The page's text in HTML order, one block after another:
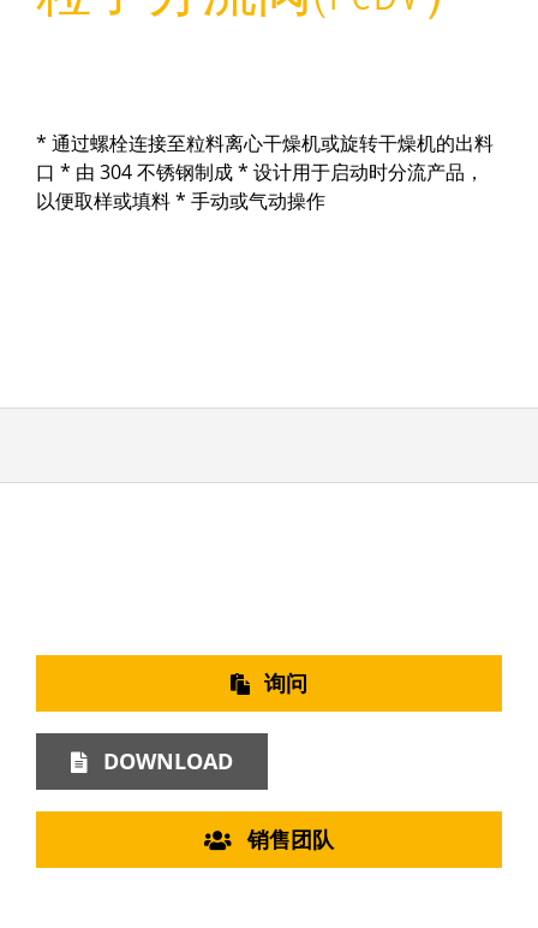
* 通过螺栓连接至粒料离心干燥机或旋转干燥机的出料
口 * 由 304 不锈钢制成 * 设计用于启动时分流产品，
以便取样或填料 * 手动或气动操作
询问
DOWNLOAD
销售团队